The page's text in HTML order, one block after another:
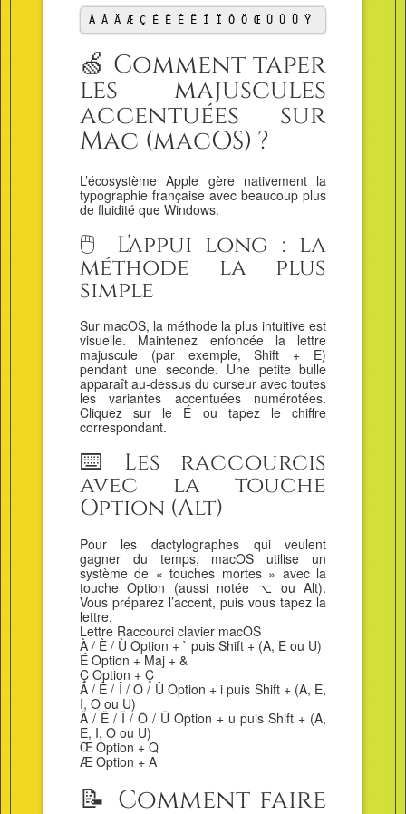
À Â Ä Æ Ç É È Ê Ë Î Ï Ô Ö Œ Ù Û Ü Ÿ
🍏 Comment taper
les majuscules
accentuées sur
Mac (macOS) ?
L’écosystème Apple gère nativement la
typographie française avec beaucoup plus
de fluidité que Windows.
🖱️ L’appui long : la
méthode la plus
simple
Sur macOS, la méthode la plus intuitive est
visuelle. Maintenez enfoncée la lettre
majuscule (par exemple, Shift + E)
pendant une seconde. Une petite bulle
apparaît au-dessus du curseur avec toutes
les variantes accentuées numérotées.
Cliquez sur le É ou tapez le chiffre
correspondant.
⌨️ Les raccourcis
avec la touche
Option (Alt)
Pour les dactylographes qui veulent
gagner du temps, macOS utilise un
système de « touches mortes » avec la
touche Option (aussi notée ⌥ ou Alt).
Vous préparez l’accent, puis vous tapez la
lettre.
Lettre Raccourci clavier macOS
À / È / Ù Option + ` puis Shift + (A, E ou U)
É Option + Maj + &
Ç Option + Ç
Â / Ê / Î / Ô / Û Option + i puis Shift + (A, E,
I, O ou U)
Ä / Ë / Ï / Ö / Ü Option + u puis Shift + (A,
E, I, O ou U)
Œ Option + Q
Æ Option + A
📝 Comment faire